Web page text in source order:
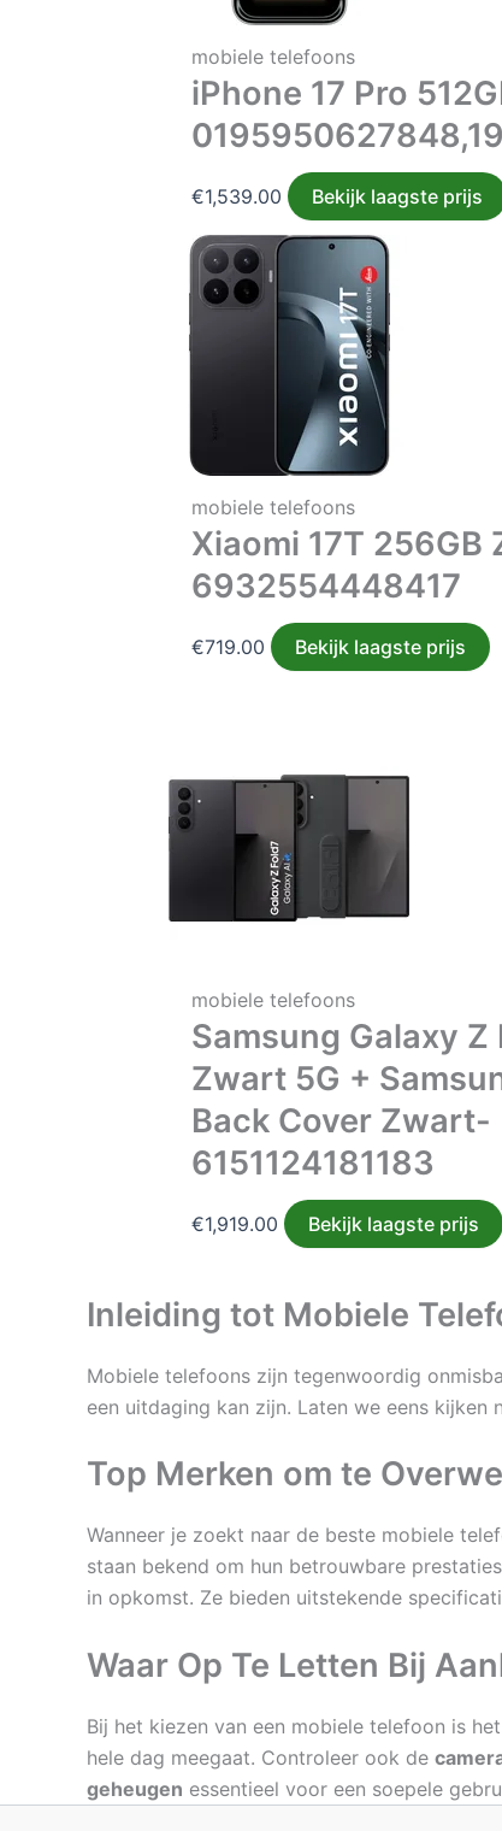
mobiele telefoons
iPhone 17 Pro
€1,539.00 Bekijk laagste prijs
mobiele telefoons
Xiaomi 17T 256GB
6932554448417
€719.00 Bekijk laagste prijs
mobiele telefoons
Samsung Galaxy Z
Zwart 5G +
Back Cover Zwart-
6151124181183
€1,919.00 Bekijk laagste prijs
Inleiding tot Mobiele
Mobiele telefoons zijn tegenwoordig
een uitdaging kan zijn. Laten we eens
Top Merken om te
Wanneer je zoekt naar de beste mobiele
staan bekend om hun betrouwbare
in opkomst. Ze bieden uitstekende
Waar Op Te Letten Bij
Bij het kiezen van een mobiele telefoon is
hele dag meegaat. Controleer ook de
geheugen essentieel voor een soepele